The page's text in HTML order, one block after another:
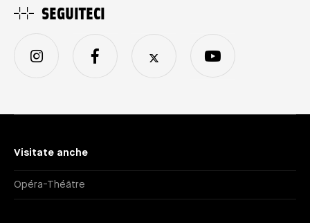
Visitate anche
Opéra-Théâtre
SEGUITECI